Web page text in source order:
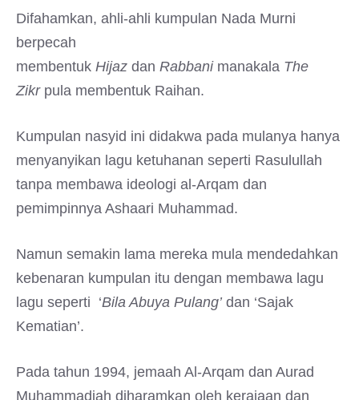
Difahamkan, ahli-ahli kumpulan Nada Murni
berpecah
membentuk Hijaz dan Rabbani manakala The
Zikr pula membentuk Raihan.
Kumpulan nasyid ini didakwa pada mulanya hanya
menyanyikan lagu ketuhanan seperti Rasulullah
tanpa membawa ideologi al-Arqam dan
pemimpinnya Ashaari Muhammad.
Namun semakin lama mereka mula mendedahkan
kebenaran kumpulan itu dengan membawa lagu
lagu seperti ‘Bila Abuya Pulang’ dan ‘Sajak
Kematian’.
Pada tahun 1994, jemaah Al-Arqam dan Aurad
Muhammadiah diharamkan oleh kerajaan dan